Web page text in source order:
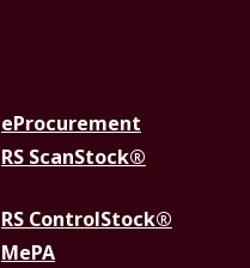
eProcurement
RS ScanStock®
RS ControlStock®
MePA